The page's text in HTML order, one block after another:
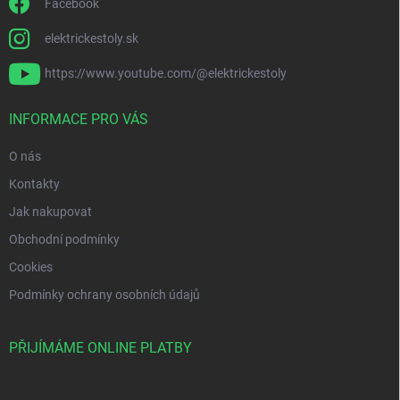
Facebook
elektrickestoly.sk
https://www.youtube.com/@elektrickestoly
INFORMACE PRO VÁS
O nás
Kontakty
Jak nakupovat
Obchodní podmínky
Cookies
Podmínky ochrany osobních údajů
PŘIJÍMÁME ONLINE PLATBY